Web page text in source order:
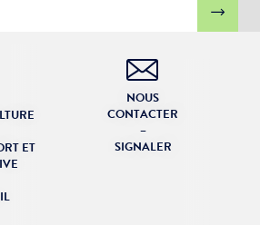
ET
NOUS
CONTACTER
–
SIGNALER